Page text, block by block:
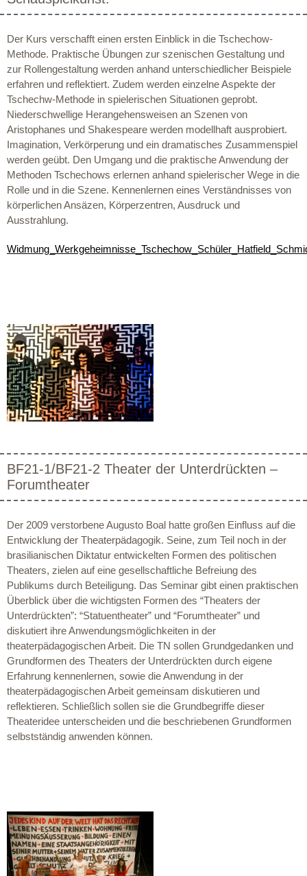
Der Kurs verschafft einen ersten Einblick in die Tschechow-
Methode. Praktische Übungen zur szenischen Gestaltung und
zur Rollengestaltung werden anhand unterschiedlicher Beispiele
erfahren und reflektiert. Zudem werden einzelne Aspekte der
Tschechw-Methode in spielerischen Situationen geprobt.
Niederschwellige Herangehensweisen an Szenen von
Aristophanes und Shakespeare werden modellhaft ausprobiert.
Imagination, Verkörperung und ein dramatisches Zusammenspiel
werden geübt. Den Umgang und die praktische Anwendung der
Methoden Tschechows erlernen anhand spielerischer Wege in die
Rolle und in die Szene. Kennenlernen eines Verständnisses von
körperlichen Ansäzen, Körperzentren, Ausdruck und
Ausstrahlung.
BF21-1/BF21-2 Theater der Unterdrückten –
Forumtheater
Der 2009 verstorbene Augusto Boal hatte großen Einfluss auf die
Entwicklung der Theaterpädagogik. Seine, zum Teil noch in der
brasilianischen Diktatur entwickelten Formen des politischen
Theaters, zielen auf eine gesellschaftliche Befreiung des
Publikums durch Beteiligung. Das Seminar gibt einen praktischen
Überblick über die wichtigsten Formen des “Theaters der
Unterdrückten”: “Statuentheater” und “Forumtheater” und
diskutiert ihre Anwendungsmöglichkeiten in der
theaterpädagogischen Arbeit. Die TN sollen Grundgedanken und
Grundformen des Theaters der Unterdrückten durch eigene
Erfahrung kennenlernen, sowie die Anwendung in der
theaterpädagogischen Arbeit gemeinsam diskutieren und
reflektieren. Schließlich sollen sie die Grundbegriffe dieser
Theateridee unterscheiden und die beschriebenen Grundformen
selbstständig anwenden können.